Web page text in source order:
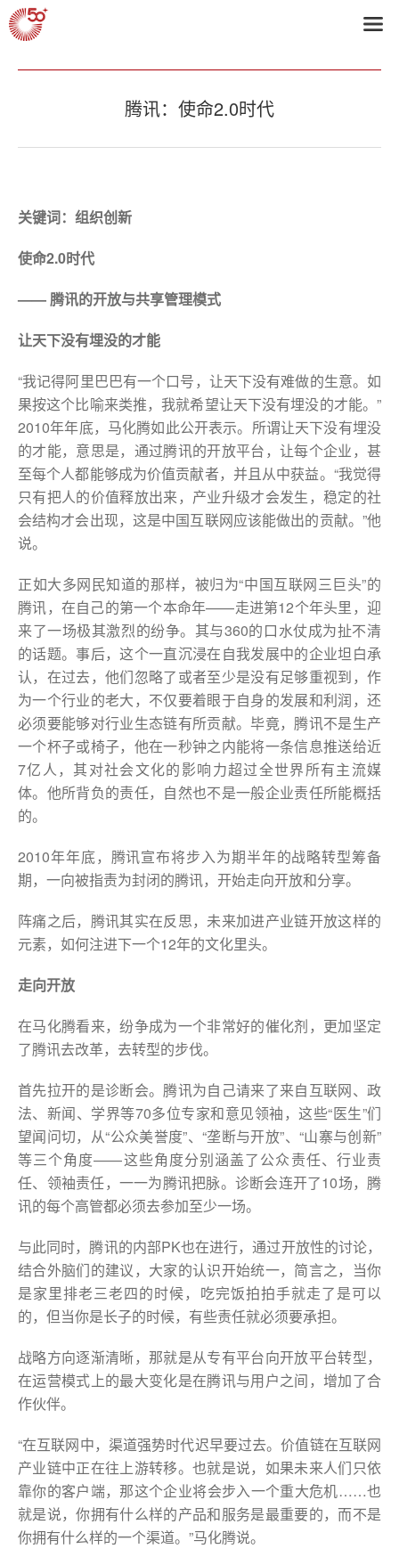
首页
腾讯：使命2.0时代
关键词：组织创新
使命2.0时代
——腾讯的开放与共享管理模式
让天下没有埋没的才能
“我记得阿里巴巴有一个口号，让天下没有难做的生意。如
果按这个比喻来类推，我就希望让天下没有埋没的才能。”
2010年年底，马化腾如此公开表示。所谓让天下没有埋没
的才能，意思是，通过腾讯的开放平台，让每个企业，甚
至每个人都能够成为价值贡献者，并且从中获益。“我觉得
只有把人的价值释放出来，产业升级才会发生，稳定的社
会结构才会出现，这是中国互联网应该能做出的贡献。”他
说。
正如大多网民知道的那样，被归为“中国互联网三巨头”的
腾讯，在自己的第一个本命年——走进第12个年头里，迎
来了一场极其激烈的纷争。其与360的口水仗成为扯不清
的话题。事后，这个一直沉浸在自我发展中的企业坦白承
认，在过去，他们忽略了或者至少是没有足够重视到，作
为一个行业的老大，不仅要着眼于自身的发展和利润，还
必须要能够对行业生态链有所贡献。毕竟，腾讯不是生产
一个杯子或椅子，他在一秒钟之内能将一条信息推送给近
7亿人，其对社会文化的影响力超过全世界所有主流媒
体。他所背负的责任，自然也不是一般企业责任所能概括
的。
2010年年底，腾讯宣布将步入为期半年的战略转型筹备
期，一向被指责为封闭的腾讯，开始走向开放和分享。
阵痛之后，腾讯其实在反思，未来加进产业链开放这样的
元素，如何注进下一个12年的文化里头。
走向开放
在马化腾看来，纷争成为一个非常好的催化剂，更加坚定
了腾讯去改革，去转型的步伐。
首先拉开的是诊断会。腾讯为自己请来了来自互联网、政
法、新闻、学界等70多位专家和意见领袖，这些“医生”们
望闻问切，从“公众美誉度”、“垄断与开放”、“山寨与创新”
等三个角度——这些角度分别涵盖了公众责任、行业责
任、领袖责任，一一为腾讯把脉。诊断会连开了10场，腾
讯的每个高管都必须去参加至少一场。
与此同时，腾讯的内部PK也在进行，通过开放性的讨论，
结合外脑们的建议，大家的认识开始统一，简言之，当你
是家里排老三老四的时候，吃完饭拍拍手就走了是可以
的，但当你是长子的时候，有些责任就必须要承担。
战略方向逐渐清晰，那就是从专有平台向开放平台转型，
在运营模式上的最大变化是在腾讯与用户之间，增加了合
作伙伴。
“在互联网中，渠道强势时代迟早要过去。价值链在互联网
产业链中正在往上游转移。也就是说，如果未来人们只依
靠你的客户端，那这个企业将会步入一个重大危机……也
就是说，你拥有什么样的产品和服务是最重要的，而不是
你拥有什么样的一个渠道。”马化腾说。